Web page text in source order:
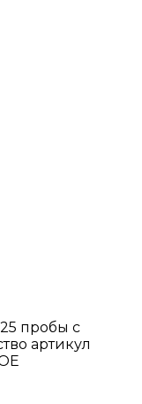
пробы с
артикул